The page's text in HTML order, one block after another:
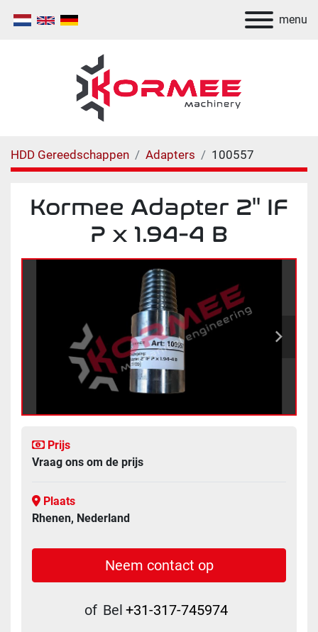
menu
HDD Gereedschappen Adapters 100557
Kormee Αdapter 2" IF
P x 1.94-4 B
Prijs
Vraag ons om de prijs
Plaats
Rhenen, Nederland
Neem contact op
of Bel +31-317-745974